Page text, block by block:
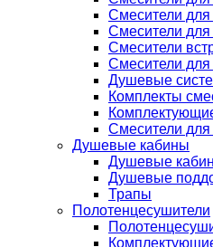
Смесители
Смесители для
Смесители
Смесители
Душевые
Комплекты
Смесители
Душевые кабины
Душевые
Душевые
Трапы
Полотенцесушители